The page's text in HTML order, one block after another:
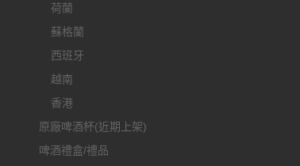
荷蘭
蘇格蘭
西班牙
越南
香港
原廠啤酒杯(近期上架)
啤酒禮盒/禮品